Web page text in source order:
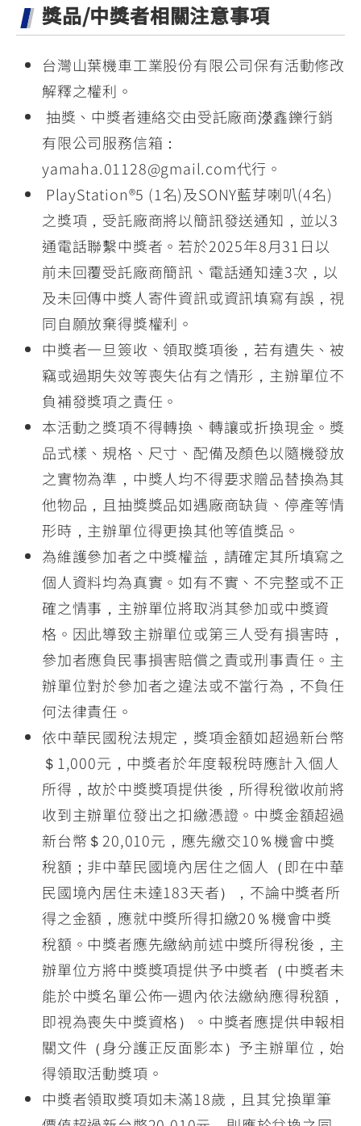
獎品/中獎者相關注意事項
台灣山葉機車工業股份有限公司保有活動修改
解釋之權利。
抽獎、中獎者連絡交由受託廠商濴鑫鑠行銷
有限公司服務信箱：
yamaha.01128@gmail.com代行。
PlayStation®5 (1名)及SONY藍芽喇叭(4名)
之獎項，受託廠商將以簡訊發送通知，並以3
通電話聯繫中獎者。若於2025年8月31日以
前未回覆受託廠商簡訊、電話通知達3次，以
及未回傳中獎人寄件資訊或資訊填寫有誤，視
同自願放棄得獎權利。
中獎者一旦簽收、領取獎項後，若有遺失、被
竊或過期失效等喪失佔有之情形，主辦單位不
負補發獎項之責任。
本活動之獎項不得轉換、轉讓或折換現金。獎
品式樣、規格、尺寸、配備及顏色以隨機發放
之實物為準，中獎人均不得要求贈品替換為其
他物品，且抽獎獎品如遇廠商缺貨、停產等情
形時，主辦單位得更換其他等值獎品。
為維護參加者之中獎權益，請確定其所填寫之
個人資料均為真實。如有不實、不完整或不正
確之情事，主辦單位將取消其參加或中獎資
格。因此導致主辦單位或第三人受有損害時，
參加者應負民事損害賠償之責或刑事責任。主
辦單位對於參加者之違法或不當行為，不負任
何法律責任。
依中華民國稅法規定，獎項金額如超過新台幣
＄1,000元，中獎者於年度報稅時應計入個人
所得，故於中獎獎項提供後，所得稅徵收前將
收到主辦單位發出之扣繳憑證。中獎金額超過
新台幣＄20,010元，應先繳交10％機會中獎
稅額；非中華民國境內居住之個人（即在中華
民國境內居住未達183天者），不論中獎者所
得之金額，應就中獎所得扣繳20％機會中獎
稅額。中獎者應先繳納前述中獎所得稅後，主
辦單位方將中獎獎項提供予中獎者（中獎者未
能於中獎名單公佈一週內依法繳納應得稅額，
即視為喪失中獎資格）。中獎者應提供申報相
關文件（身分護正反面影本）予主辦單位，始
得領取活動獎項。
中獎者領取獎項如未滿18歲，且其兌換單筆